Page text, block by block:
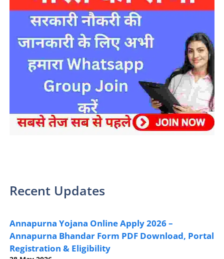
Recent Updates
Annapurna Yojana Online Apply 2026 –
Annapurna Bhandar Form PDF Download, Portal
Registration & Eligibility